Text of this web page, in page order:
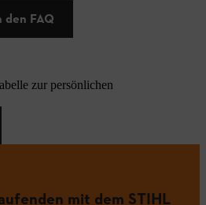
FAQ
zur persönlichen
mit dem STIHL